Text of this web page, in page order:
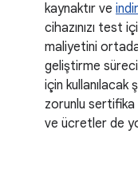
kaynaktır ve
cihazınızı test
maliyetini
geliştirme
için kullanılacak
zorunlu sertifika
ve ücretler de